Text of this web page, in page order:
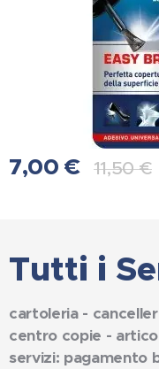
7,00 € 11,50€
Tutti i
cartoleria -
centro copie -
servizi: pagamento